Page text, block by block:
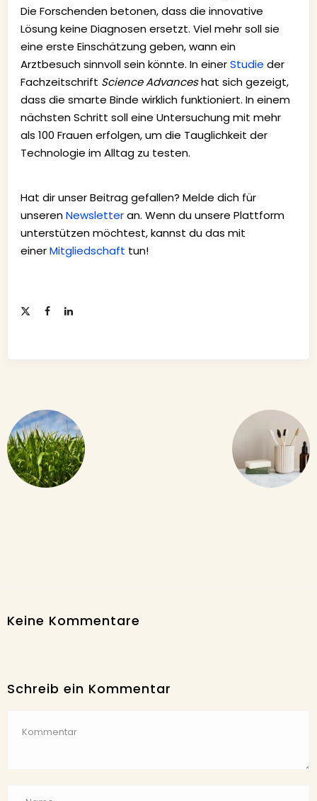
Die Forschenden betonen, dass die innovative
Lösung keine Diagnosen ersetzt. Viel mehr soll sie
eine erste Einschätzung geben, wann ein
Arztbesuch sinnvoll sein könnte. In einerStudie der
Fachzeitschrift Science Advanceshat sich gezeigt,
dass die smarte Binde wirklich funktioniert. In einem
nächsten Schritt soll eine Untersuchung mit mehr
als 100 Frauen erfolgen, um die Tauglichkeit der
Technologie im Alltag zu testen.
Hat dir unser Beitrag gefallen? Melde dich für
unserenNewsletteran. Wenn du unsere Plattform
unterstützen möchtest, kannst du das mit
einerMitgliedschaft tun!
Keine Kommentare
Schreib ein Kommentar